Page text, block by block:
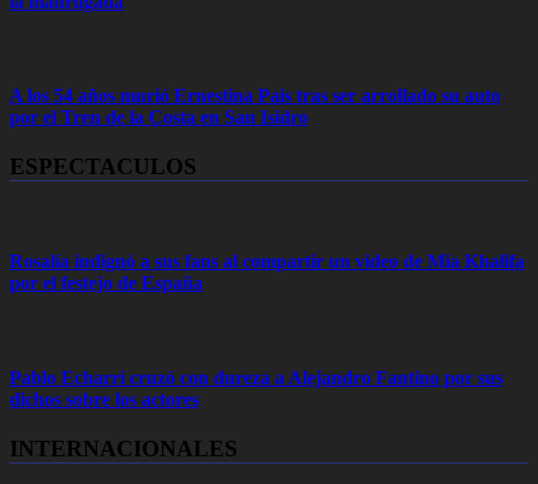
A los 54 años murió Ernestina Pais tras ser arrollado su auto
por el Tren de la Costa en San Isidro
ESPECTACULOS
Rosalía indignó a sus fans al compartir un video de Mia Khalifa
por el festejo de España
Pablo Echarri cruzó con dureza a Alejandro Fantino por sus
dichos sobre los actores
INTERNACIONALES